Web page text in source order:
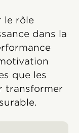
le rôle
dans la
que les
transformer